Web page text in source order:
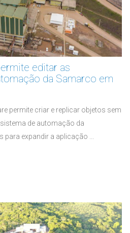
editar as
da Samarco em
permite criar e replicar objetos sem
de automação da
expandir a aplicação ...